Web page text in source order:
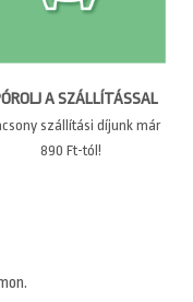
A SZÁLLÍTÁSSAL
szállítási díjunk már
890 Ft-tól!